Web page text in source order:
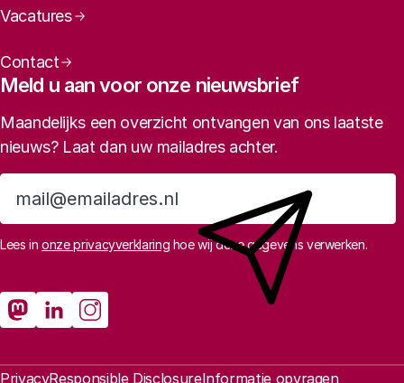
Vacatures
Contact
Meld u aan voor onze nieuwsbrief
Maandelijks een overzicht ontvangen van ons laatste
nieuws? Laat dan uw mailadres achter.
Aanmelden
Lees inonze privacyverklaring hoe wij deze gegevens verwerken.
Sociale media
Rathenau Mastodon
Rathenau LinkedIn
Rathenau Instagram
Juridische informatie
PrivacyResponsible DisclosureInformatie opvragen